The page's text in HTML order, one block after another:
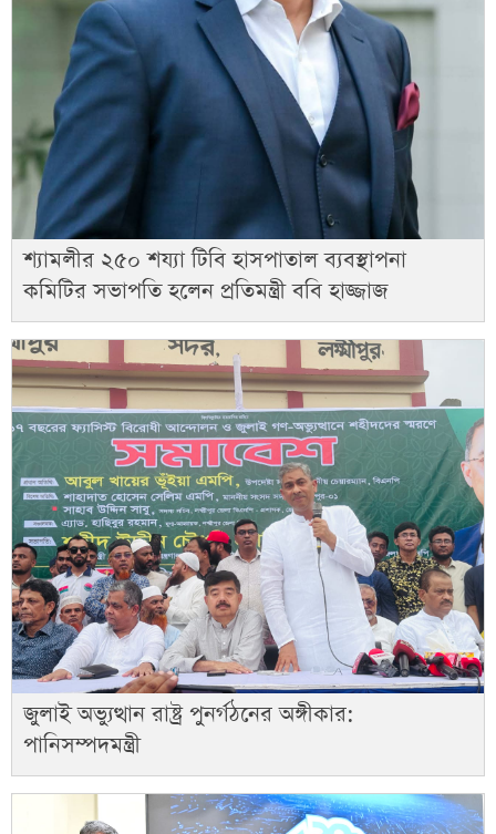
শ্যামলীর ২৫০ শয্যা টিবি হাসপাতাল ব্যবস্থাপনা
কমিটির সভাপতি হলেন প্রতিমন্ত্রী ববি হাজ্জাজ
জুলাই অভ্যুত্থান রাষ্ট্র পুনর্গঠনের অঙ্গীকার:
পানিসম্পদমন্ত্রী